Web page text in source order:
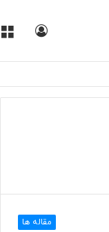
مقاله ها